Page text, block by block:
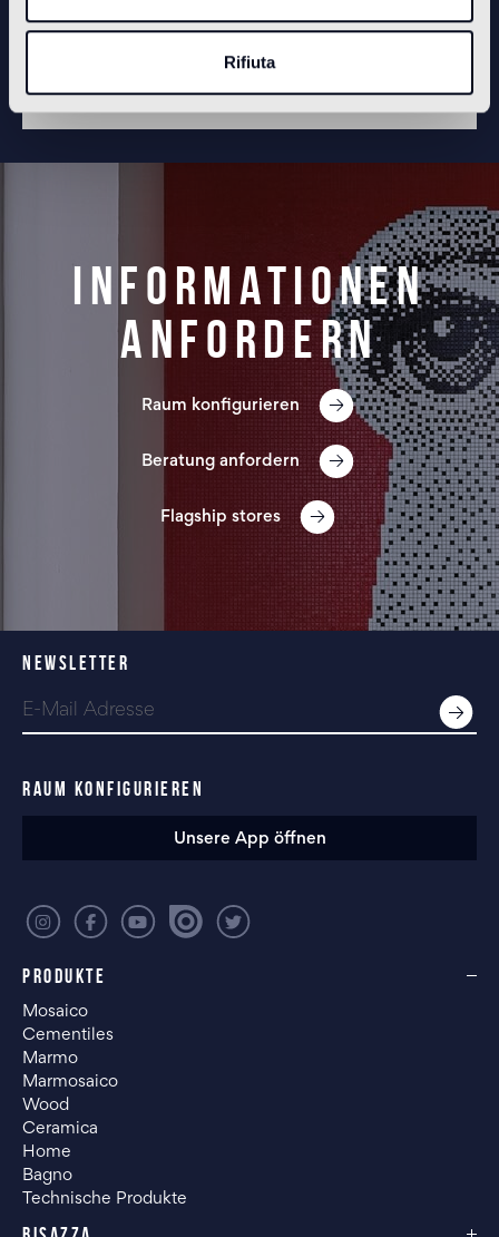
Rifiuta
Informationen
anfordern
Raum konfigurieren
Beratung anfordern
Flagship stores
PRODUKTE
Mosaico
Cementiles
Marmo
Marmosaico
Wood
Ceramica
Home
Bagno
Technische Produkte
NEWSLETTER
RAUM KONFIGURIEREN
Unsere App öffnen